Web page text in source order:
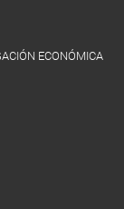
ECONÓMICA